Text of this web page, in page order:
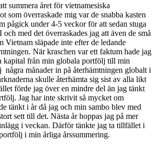
summera året för vietnamesiska
som överraskade mig var de snabba kasten
pågick under 4-5 veckor för att sedan stuga
med det överraskades jag att även de små
Vietnam släpade inte efter de ledande
När kraschen var ett faktum hade jag
kapital från min globala portfölj till min
några månader in på återhämtningen globalt i
skulle återhämta sig sist av alla likt
förde jag över en mindre del än jag tänkt
Jag har inte skrivit så mycket om
tänkt i år då jag och min sambo blev med
sett till det. Nästa år hoppas jag på mer
i veckan. Därför tänkte jag ta tillfället i
i min årliga årssummering.